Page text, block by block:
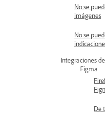
No se
imágenes
No se
Integraciones
Figma
De